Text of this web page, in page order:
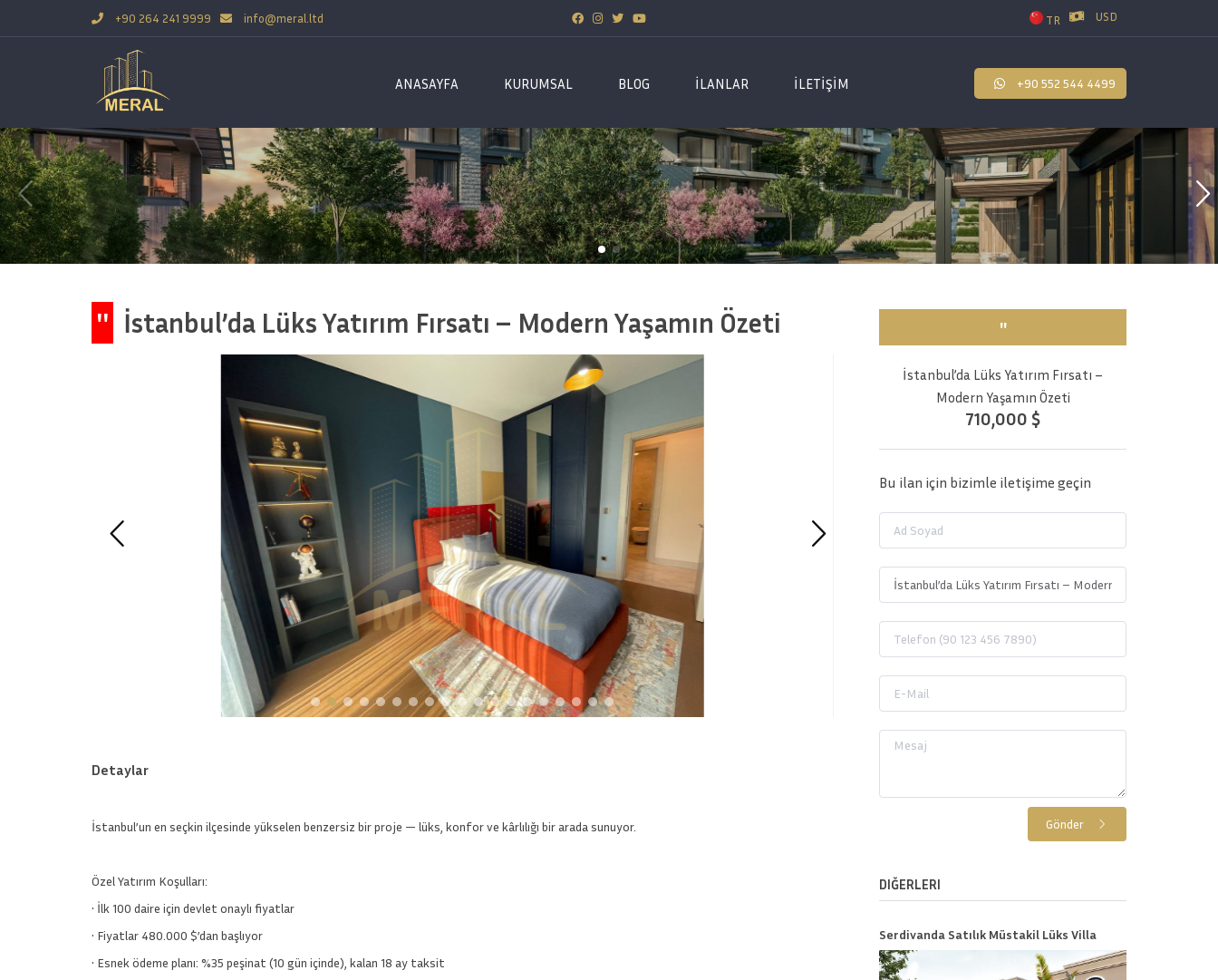
+90 264 241 9999 info@meral.ltd TR USD
ANASAYFA KURUMSAL BLOG İLANLAR İLETİŞİM +90 552 544 4499
'' İstanbul’da Lüks Yatırım Fırsatı – Modern Yaşamın Özeti
Detaylar
İstanbul’un en seçkin ilçesinde yükselen benzersiz bir proje — lüks, konfor ve kârlılığı bir arada sunuyor.
Özel Yatırım Koşulları:
• İlk 100 daire için devlet onaylı fiyatlar
• Fiyatlar 480.000 $’dan başlıyor
• Esnek ödeme planı: %35 peşinat (10 gün içinde), kalan 18 ay taksit
''
İstanbul’da Lüks Yatırım Fırsatı –
Modern Yaşamın Özeti
710,000 $
Bu ilan için bizimle iletişime geçin
Gönder
DIĞERLERI
Serdivanda Satılık Müstakil Lüks Villa